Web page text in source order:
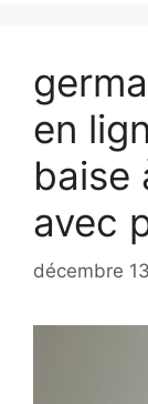
en
baise
avec
décembre